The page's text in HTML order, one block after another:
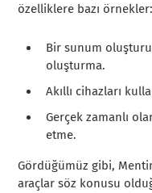
özelliklere bazı örnekler:
Bir sunum
oluşturma.
Akıllı cihazları
Gerçek zamanlı
etme.
Gördüğümüz gibi,
araçlar söz konusu